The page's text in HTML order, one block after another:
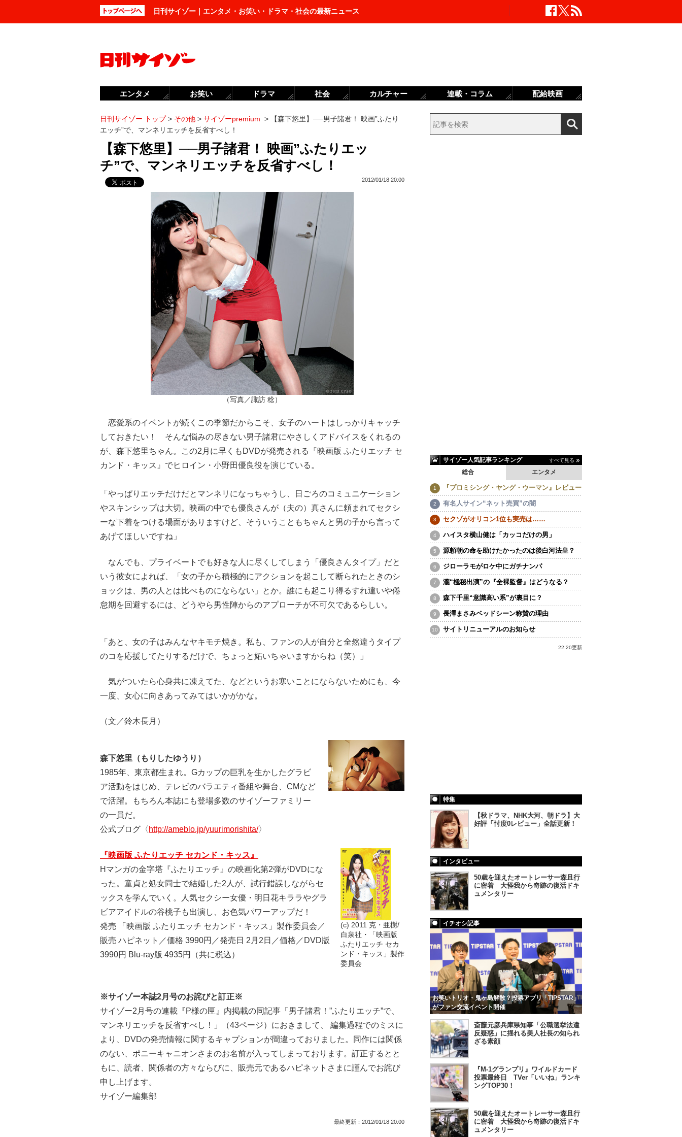
日刊サイゾー｜エンタメ・お笑い・ドラマ・社会の最新ニュース
日刊サイゾー トップ> その他 > サイゾーpremium >
【森下悠里】──男子諸君！ 映画”ふたり
エッチ”で、マンネリエッチを反省すべし！
【森下悠里】──男子諸君！ 映画”ふたりエッ
チ”で、マンネリエッチを反省すべし！
2012/01/18 20:00
（写真／諏訪 稔）
恋愛系のイベントが続くこの季節だからこそ、女子のハートはしっかりキャッチ
しておきたい！ そんな悩みの尽きない男子諸君にやさしくアドバイスをくれるの
が、森下悠里ちゃん。この2月に早くもDVDが発売される『映画版 ふたりエッチ セ
カンド・キッス』でヒロイン・小野田優良役を演じている。
「やっぱりエッチだけだとマンネリになっちゃうし、日ごろのコミュニケーション
やスキンシップは大切。映画の中でも優良さんが（夫の）真さんに頼まれてセクシ
ーな下着をつける場面がありますけど、そういうこともちゃんと男の子から言って
あげてほしいですね」
なんでも、プライベートでも好きな人に尽くしてしまう「優良さんタイプ」だと
いう彼女によれば、「女の子から積極的にアクションを起こして断られたときのシ
ョックは、男の人とは比べものにならない」とか。誰にも起こり得るすれ違いや倦
怠期を回避するには、どうやら男性陣からのアプローチが不可欠であるらしい。
「あと、女の子はみんなヤキモチ焼き。私も、ファンの人が自分と全然違うタイプ
のコを応援してたりするだけで、ちょっと妬いちゃいますからね（笑）」
気がついたら心身共に凍えてた、などというお寒いことにならないためにも、今
一度、女心に向きあってみてはいかがかな。
（文／鈴木長月）
森下悠里（もりしたゆうり）
1985年、東京都生まれ。Gカップの巨乳を生かしたグラビ
ア活動をはじめ、テレビのバラエティ番組や舞台、CMなど
で活躍。もちろん本誌にも登場多数のサイゾーファミリー
の一員だ。
公式ブログ〈 http://ameblo.jp/yuurimorishita/〉
(c) 2011 克・亜樹/
白泉社・「映画版
ふたりエッチ セカ
ンド・キッス」製作
委員会
『映画版 ふたりエッチ セカンド・キッス』
Hマンガの金字塔『ふたりエッチ』の映画化第2弾がDVDにな
った。童貞と処女同士で結婚した2人が、試行錯誤しながらセ
ックスを学んでいく。人気セクシー女優・明日花キララやグラ
ビアアイドルの谷桃子も出演し、お色気パワーアップだ！
発売 「映画版 ふたりエッチ セカンド・キッス」製作委員会／
販売 ハピネット／価格 3990円／発売日 2月2日／価格／DVD版
3990円 Blu-ray版 4935円（共に税込）
※サイゾー本誌2月号のお詫びと訂正※
サイゾー2月号の連載『P様の匣』内掲載の同記事「男子諸君！”ふたりエッチ”で、
マンネリエッチを反省すべし！」（43ページ）におきまして、 編集過程でのミスに
より、DVDの発売情報に関するキャプションが間違っておりました。同作には関係
のない、ポニーキャニオンさまのお名前が入ってしまっております。訂正するとと
もに、読者、関係者の方々ならびに、販売元であるハピネットさまに謹んでお詫び
申し上げます。
サイゾー編集部
最終更新： 2012/01/18 20:00
サイゾー人気記事ランキング すべて見る
エンタメ
総合
『プロミシング・ヤング・ウーマン』レビュー
有名人サイン“ネット売買”の闇
セクゾがオリコン1位も実売は……
ハイスタ横山健は「カッコだけの男」
源頼朝の命を助けたかったのは後白河法皇？
ジローラモがロケ中にガチナンパ
瀧“極秘出演”の『全裸監督』はどうなる？
森下千里“意識高い系”が裏目に？
長澤まさみベッドシーン称賛の理由
サイトリニューアルのお知らせ
22:20更新
特集
【秋ドラマ、NHK大河、朝ドラ】大
好評「忖度0レビュー」全話更新！
インタビュー
50歳を迎えたオートレーサー森且行
に密着 大怪我から奇跡の復活ドキ
ュメンタリー
イチオシ記事
お笑いトリオ・鬼ヶ島解散？投票アプリ「TIPSTAR」
がファン交流イベント開催
斎藤元彦兵庫県知事「公職選挙法違
反疑惑」に揺れる美人社長の知られ
ざる素顔
『M-1グランプリ』ワイルドカード
投票最終日 TVer「いいね」ランキ
ングTOP30！
50歳を迎えたオートレーサー森且行
に密着 大怪我から奇跡の復活ドキ
ュメンタリー
エンタメ お笑い ドラマ 社会 カルチャー 連載・コラム 配給映画